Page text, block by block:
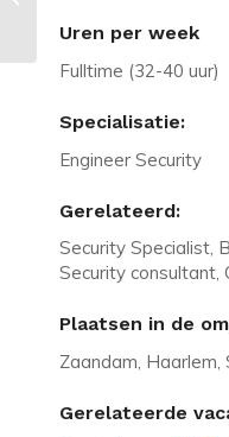
Uren per week
Fulltime (32-40 uur)
Specialisatie:
Engineer Security
Gerelateerd:
Security Specialist,
Security consultant,
Plaatsen in de
Zaandam,
Gerelateerde